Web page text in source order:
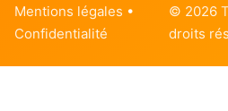
Mentions légales •
Confidentialité
© 2026
droits